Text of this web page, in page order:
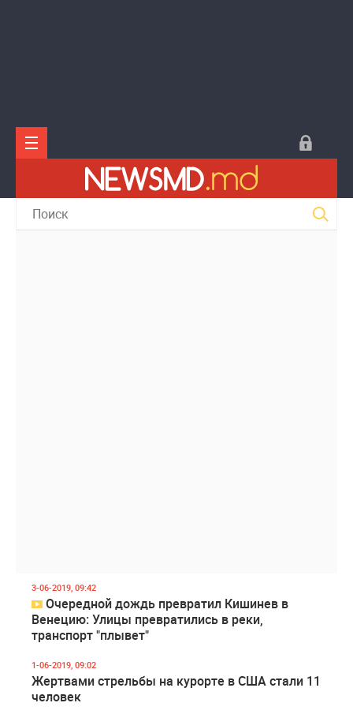
3-06-2019, 09:42
Очередной дождь превратил Кишинев в
Венецию: Улицы превратились в реки,
транспорт "плывет"
1-06-2019, 09:02
Жертвами стрельбы на курорте в США стали 11
человек